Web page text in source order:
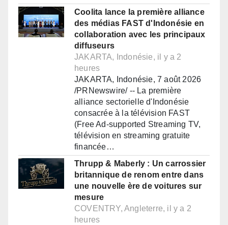
Coolita lance la première alliance
des médias FAST d'Indonésie en
collaboration avec les principaux
diffuseurs
JAKARTA, Indonésie, il y a 2
heures
JAKARTA, Indonésie, 7 août 2026
/PRNewswire/ -- La première
alliance sectorielle d'Indonésie
consacrée à la télévision FAST
(Free Ad-supported Streaming TV,
télévision en streaming gratuite
financée…
Thrupp & Maberly : Un carrossier
britannique de renom entre dans
une nouvelle ère de voitures sur
mesure
COVENTRY, Angleterre, il y a 2
heures